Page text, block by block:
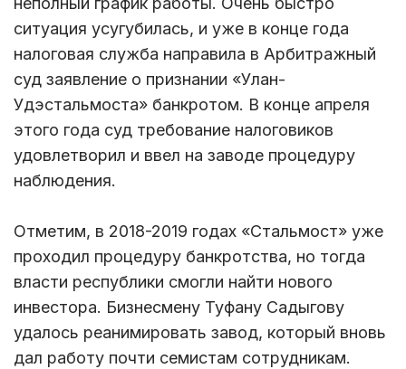
ситуация усугубилась, и уже в конце года
налоговая служба направила в Арбитражный
суд заявление о признании «Улан-
Удэстальмоста» банкротом. В конце апреля
этого года суд требование налоговиков
удовлетворил и ввел на заводе процедуру
наблюдения.
Отметим, в 2018-2019 годах «Стальмост» уже
проходил процедуру банкротства, но тогда
власти республики смогли найти нового
инвестора. Бизнесмену Туфану Садыгову
удалось реанимировать завод, который вновь
дал работу почти семистам сотрудникам.